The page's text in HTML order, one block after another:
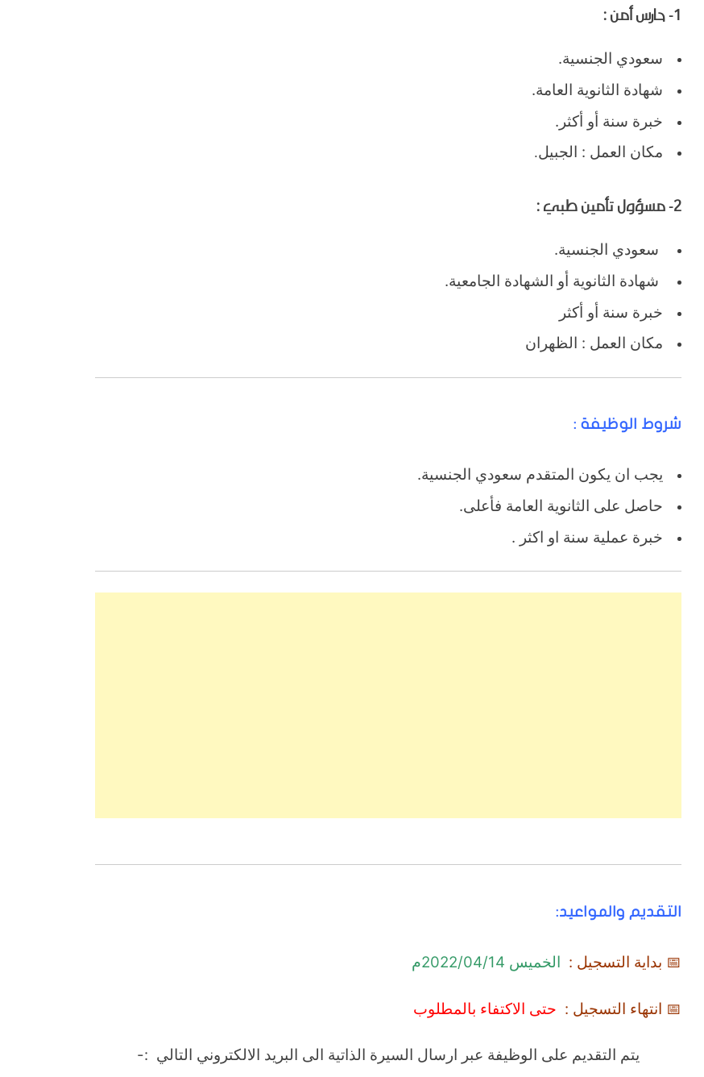
1- حارس أمن :
سعودي الجنسية.
شهادة الثانوية العامة.
خبرة سنة أو أكثر.
مكان العمل : الجبيل.
2- مسؤول تأمين طبي :
سعودي الجنسية.
شهادة الثانوية أو الشهادة الجامعية.
خبرة سنة أو أكثر
مكان العمل : الظهران
شروط الوظيفة :
يجب ان يكون المتقدم سعودي الجنسية.
حاصل على الثانوية العامة فأعلى.
خبرة عملية سنة او اكثر .
التقديم والمواعيد:
📅 بداية التسجيل : الخميس 2022/04/14م
📅 انتهاء التسجيل : حتى الاكتفاء بالمطلوب
يتم التقديم على الوظيفة عبر ارسال السيرة الذاتية الى البريد الالكتروني التالي :-